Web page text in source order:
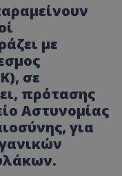
με
σε
πρότασης
Αστυνομίας
για